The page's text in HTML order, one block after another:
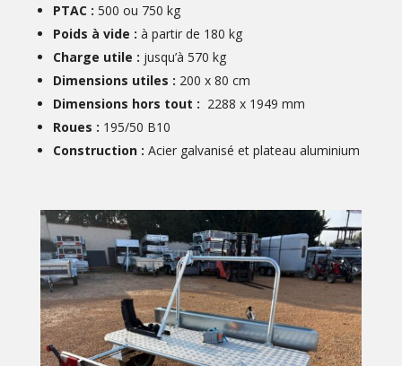
PTAC : 500 ou 750 kg
Poids à vide : à partir de 180 kg
Charge utile : jusqu’à 570 kg
Dimensions utiles : 200 x 80 cm
Dimensions hors tout : 2288 x 1949 mm
Roues : 195/50 B10
Construction : Acier galvanisé et plateau aluminium